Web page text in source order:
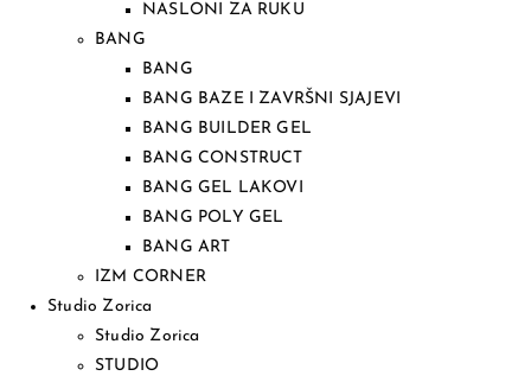
NASLONI ZA RUKU
BANG
BANG
BANG BAZE I ZAVRŠNI SJAJEVI
BANG BUILDER GEL
BANG CONSTRUCT
BANG GEL LAKOVI
BANG POLY GEL
BANG ART
IZM CORNER
Studio Zorica
Studio Zorica
STUDIO